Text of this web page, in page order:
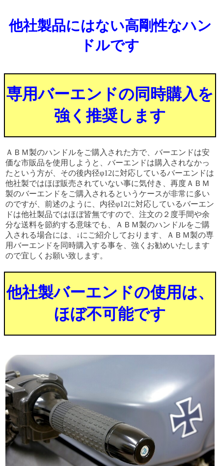
他社製品にはない高剛性なハン
ドルです
専用バーエンドの同時購入を
強く推奨します
ＡＢＭ製のハンドルをご購入された方で、バーエンドは安
価な市販品を使用しようと、バーエンドは購入されなかっ
たという方が、その後内径φ12に対応しているバーエンドは
他社製ではほぼ販売されていない事に気付き、再度ＡＢＭ
製のバーエンドをご購入されるというケースが非常に多い
のですが、前述のように、内径φ12に対応しているバーエン
ドは他社製品ではほぼ皆無ですので、注文の２度手間や余
分な送料を節約する意味でも、ＡＢＭ製のハンドルをご購
入される場合には、↓にご紹介しております、ＡＢＭ製の専
用バーエンドを同時購入する事を、強くお勧めいたします
ので宜しくお願い致します。
他社製バーエンドの使用は、
ほぼ不可能です